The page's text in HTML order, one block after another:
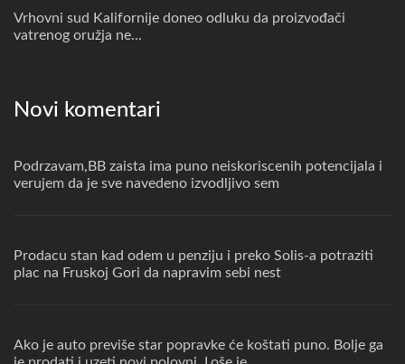
Vrhovni sud Kalifornije doneo odluku da proizvođači
vatrenog oružja ne...
Novi komentari
Podrzavam,BB zaista ima puno neiskoriscenih potencijala i
verujem da je sve navedeno izvodljivo sem
Prodacu stan kad odem u penziju i preko Solis-a potraziti
plac na Fruskoj Gori da napravim sebi nest
Ako je auto previše star popravke će koštati puno. Bolje ga